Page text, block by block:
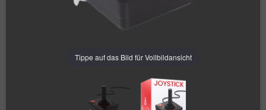
Tippe auf das Bild für Vollbildansicht